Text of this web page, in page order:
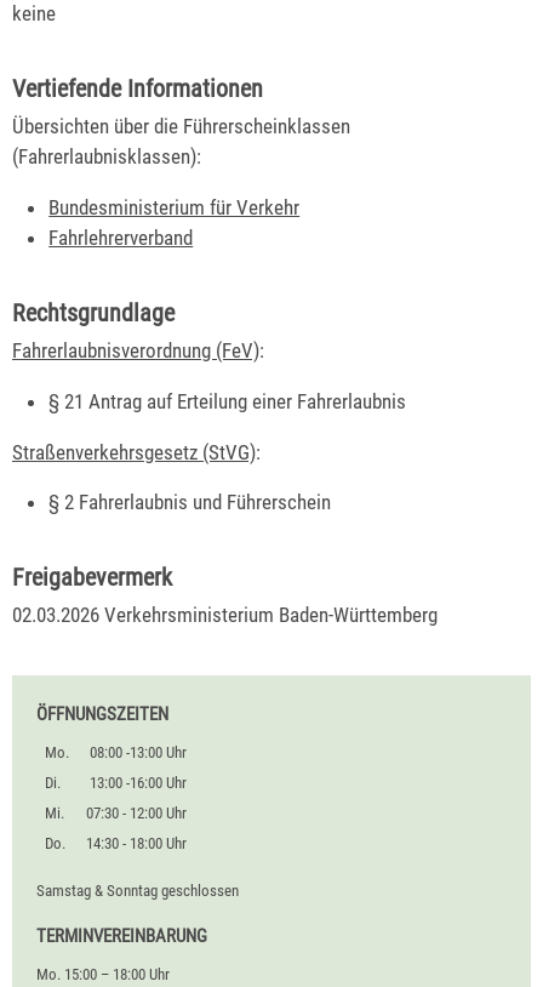
keine
Vertiefende Informationen
Übersichten über die Führerscheinklassen
(Fahrerlaubnisklassen):
Bundesministerium für Verkehr
Fahrlehrerverband
Rechtsgrundlage
Fahrerlaubnisverordnung (FeV):
§ 21 Antrag auf Erteilung einer Fahrerlaubnis
Straßenverkehrsgesetz (StVG):
§ 2 Fahrerlaubnis und Führerschein
Freigabevermerk
02.03.2026 Verkehrsministerium Baden-Württemberg
ÖFFNUNGSZEITEN
Mo.
08:00 -13:00 Uhr
Di.
13:00 -16:00 Uhr
Mi.
07:30 - 12:00 Uhr
Do.
14:30 - 18:00 Uhr
Samstag & Sonntag geschlossen
TERMINVEREINBARUNG
Mo. 15:00 – 18:00 Uhr